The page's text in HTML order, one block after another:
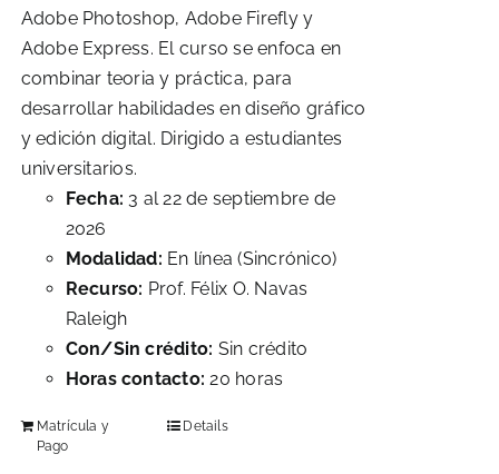
Adobe Photoshop, Adobe Firefly y
Adobe Express. El curso se enfoca en
combinar teoria y práctica, para
desarrollar habilidades en diseño gráfico
y edición digital. Dirigido a estudiantes
universitarios.
Fecha: 3 al 22 de septiembre de
2026
Modalidad: En línea (Sincrónico)
Recurso: Prof. Félix O. Navas
Raleigh
Con/Sin crédito: Sin crédito
Horas contacto: 20 horas
Matrícula y
Pago
Details